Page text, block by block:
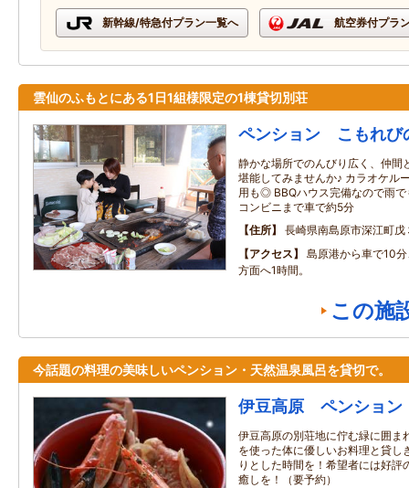
新幹線/特急付プラン一覧へ 航空券付プラ
雲仙のふもとにある1日1組様限定の1棟貸切別荘
ペンション こもれび
静かな場所でのんびり広く、仲間
堪能してみませんか♪ カラオケル
用も◎ BBQハウス完備なので雨
コンビニまで車で約5分
住所
長崎県南島原市深江町戊
アクセス
島原港から車で10
方面へ1時間。
この施
今話題の料理の美味しいペンション・天然温泉風呂を貸切で。
伊豆高原 ペンショ
伊豆高原の別荘地に佇む緑に囲ま
を使った体に優しいお料理と貸し
りとした時間を！希望者には好評
癒しを！（要予約）